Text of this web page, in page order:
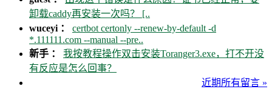
卸载caddy再安装一次吗？ [..
wuceyi ： certbot certonly --renew-by-default -d
*.111111.com --manual --pre..
新手 ： 我按教程操作双击安装Toranger3.exe，打不开没
有反应是怎么回事？
近期所有留言 »